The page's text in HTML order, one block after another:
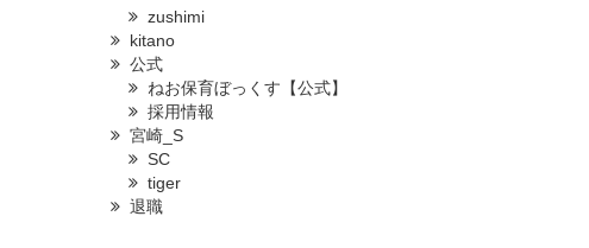
zushimi
kitano
公式
ねお保育ぼっくす【公式】
採用情報
宮崎_S
SC
tiger
退職